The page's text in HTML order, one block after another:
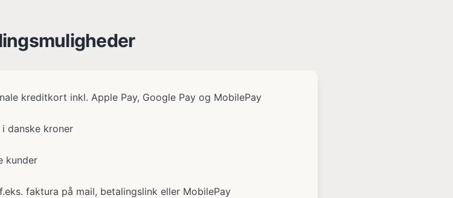
kreditkort inkl. Apple Pay, Google Pay og MobilePay
danske kroner
kunder
faktura på mail, betalingslink eller MobilePay